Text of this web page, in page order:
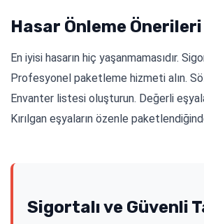
Hasar Önleme Önerileri
En iyisi hasarın hiç yaşanmamasıdır.
Profesyonel paketleme hizmeti alın.
Envanter listesi oluşturun. Değerli
Kırılgan eşyaların özenle
Sigortalı ve Güvenli